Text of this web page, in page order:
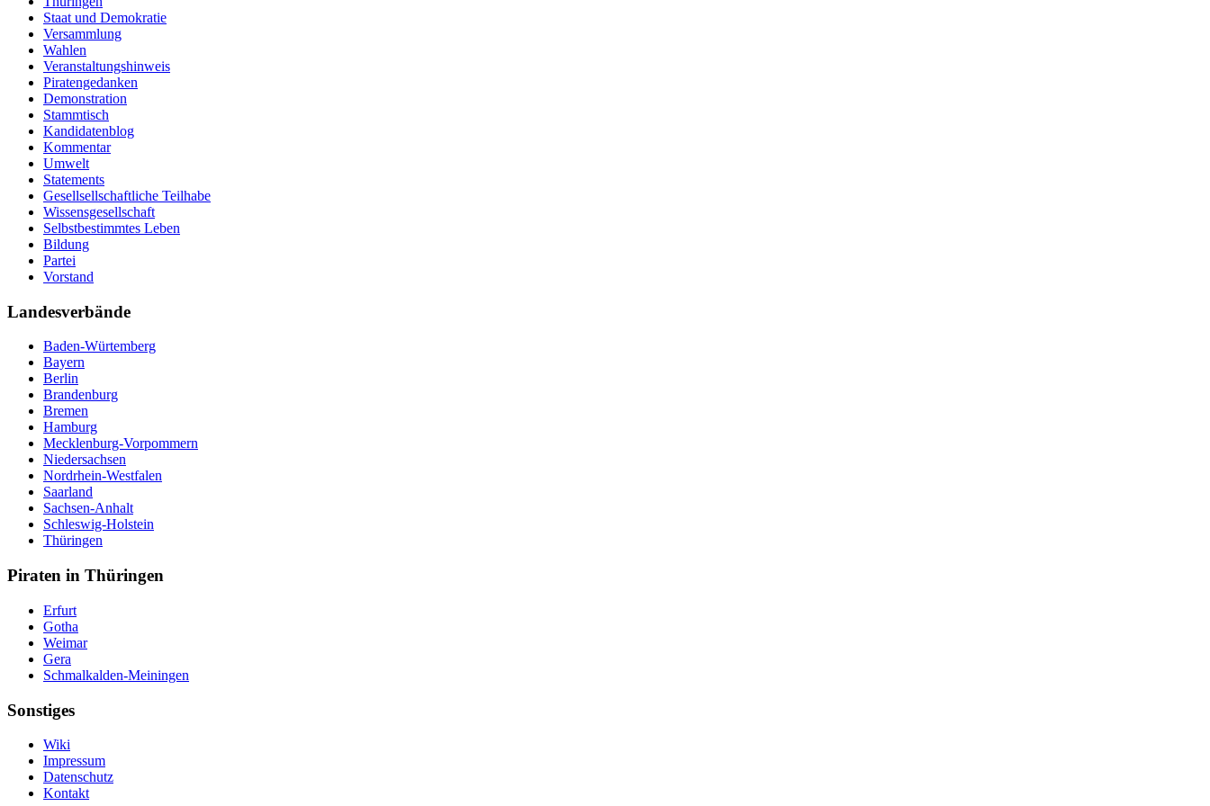
Staat und Demokratie
Versammlung
Wahlen
Veranstaltungshinweis
Piratengedanken
Demonstration
Stammtisch
Kandidatenblog
Kommentar
Umwelt
Statements
Gesellsellschaftliche Teilhabe
Wissensgesellschaft
Selbstbestimmtes Leben
Bildung
Partei
Vorstand
Landesverbände
Baden-Würtemberg
Bayern
Berlin
Brandenburg
Bremen
Hamburg
Mecklenburg-Vorpommern
Niedersachsen
Nordrhein-Westfalen
Saarland
Sachsen-Anhalt
Schleswig-Holstein
Thüringen
Piraten in Thüringen
Erfurt
Gotha
Weimar
Gera
Schmalkalden-Meiningen
Sonstiges
Wiki
Impressum
Datenschutz
Kontakt